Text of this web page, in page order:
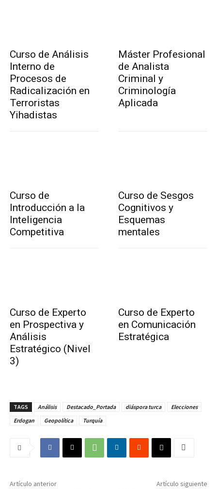
Curso de Análisis
Interno de
Procesos de
Radicalización en
Terroristas
Yihadistas
Máster Profesional
de Analista
Criminal y
Criminología
Aplicada
Curso de
Introducción a la
Inteligencia
Competitiva
Curso de Sesgos
Cognitivos y
Esquemas
mentales
Curso de Experto
en Prospectiva y
Análisis
Estratégico (Nivel
3)
Curso de Experto
en Comunicación
Estratégica
TAGS Análisis Destacado_Portada diáspora turca
Elecciones
Erdogan
Geopolítica Turquía
Artículo anterior Artículo siguiente